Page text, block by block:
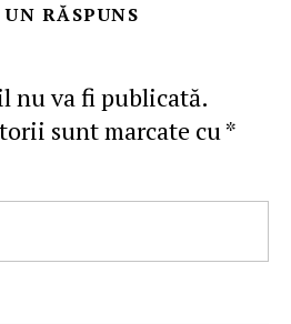
RĂSPUNS
nu va fi publicată.
sunt marcate cu*